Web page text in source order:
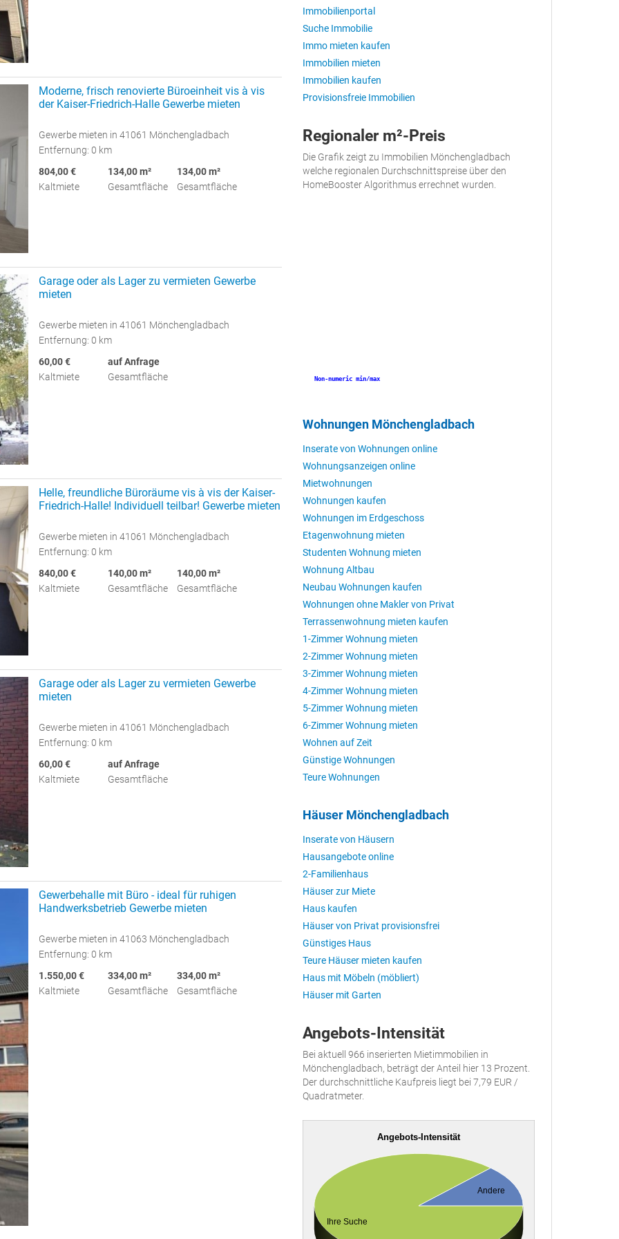
Moderne, frisch renovierte Büroeinheit vis à vis
der Kaiser-Friedrich-Halle Gewerbe mieten
Gewerbe mieten in 41061 Mönchengladbach
Entfernung: 0 km
804,00 €
Kaltmiete
134,00 m²
Gesamtfläche
134,00 m²
Gesamtfläche
Garage oder als Lager zu vermieten Gewerbe
mieten
Gewerbe mieten in 41061 Mönchengladbach
Entfernung: 0 km
60,00 €
Kaltmiete
auf Anfrage
Gesamtfläche
Helle, freundliche Büroräume vis à vis der Kaiser-
Friedrich-Halle! Individuell teilbar! Gewerbe mieten
Gewerbe mieten in 41061 Mönchengladbach
Entfernung: 0 km
840,00 €
Kaltmiete
140,00 m²
Gesamtfläche
140,00 m²
Gesamtfläche
Garage oder als Lager zu vermieten Gewerbe
mieten
Gewerbe mieten in 41061 Mönchengladbach
Entfernung: 0 km
60,00 €
Kaltmiete
auf Anfrage
Gesamtfläche
Gewerbehalle mit Büro - ideal für ruhigen
Handwerksbetrieb Gewerbe mieten
Gewerbe mieten in 41063 Mönchengladbach
Entfernung: 0 km
1.550,00 €
Kaltmiete
334,00 m²
Gesamtfläche
334,00 m²
Gesamtfläche
Immobilienportal
Suche Immobilie
Immo mieten kaufen
Immobilien mieten
Immobilien kaufen
Provisionsfreie Immobilien
Regionaler m²-Preis
Die Grafik zeigt zu Immobilien Mönchengladbach
welche regionalen Durchschnittspreise über den
HomeBooster Algorithmus errechnet wurden.
Non-numeric min/max
Non-numeric min/max
Wohnungen Mönchengladbach
Inserate von Wohnungen online
Wohnungsanzeigen online
Mietwohnungen
Wohnungen kaufen
Wohnungen im Erdgeschoss
Etagenwohnung mieten
Studenten Wohnung mieten
Wohnung Altbau
Neubau Wohnungen kaufen
Wohnungen ohne Makler von Privat
Terrassenwohnung mieten kaufen
1-Zimmer Wohnung mieten
2-Zimmer Wohnung mieten
3-Zimmer Wohnung mieten
4-Zimmer Wohnung mieten
5-Zimmer Wohnung mieten
6-Zimmer Wohnung mieten
Wohnen auf Zeit
Günstige Wohnungen
Teure Wohnungen
Häuser Mönchengladbach
Inserate von Häusern
Hausangebote online
2-Familienhaus
Häuser zur Miete
Haus kaufen
Häuser von Privat provisionsfrei
Günstiges Haus
Teure Häuser mieten kaufen
Haus mit Möbeln (möbliert)
Häuser mit Garten
Angebots-Intensität
Bei aktuell 966 inserierten Mietimmobilien in
Mönchengladbach, beträgt der Anteil hier 13 Prozent.
Der durchschnittliche Kaufpreis liegt bei 7,79 EUR /
Quadratmeter.
Angebots-Intensität
Ihre Suche
Andere